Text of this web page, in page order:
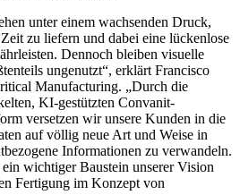
unter einem wachsenden Druck,
zu liefern und dabei eine lückenlose
Dennoch bleiben visuelle
ungenutzt“, erklärt Francisco
Manufacturing. „Durch die
KI-gestützten Convanit-
versetzen wir unsere Kunden in die
auf völlig neue Art und Weise in
Informationen zu verwandeln.
wichtiger Baustein unserer Vision
Fertigung im Konzept von